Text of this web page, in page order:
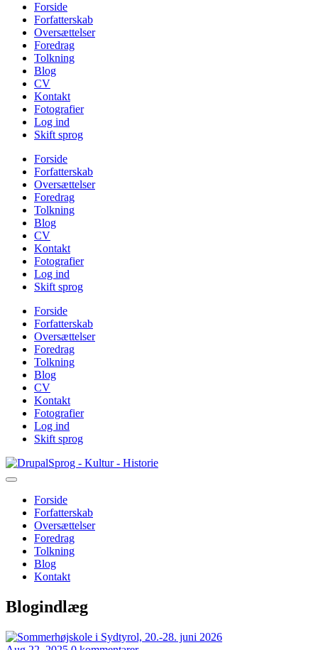
Forside
Forfatterskab
Oversættelser
Foredrag
Tolkning
Blog
CV
Kontakt
Fotografier
Log ind
Skift sprog
Forside
Forfatterskab
Oversættelser
Foredrag
Tolkning
Blog
CV
Kontakt
Fotografier
Log ind
Skift sprog
Forside
Forfatterskab
Oversættelser
Foredrag
Tolkning
Blog
CV
Kontakt
Fotografier
Log ind
Skift sprog
Gå
til
Sprog - Kultur - Historie
Primær
navigation
Forside
Forfatterskab
Oversættelser
Foredrag
Tolkning
Blog
Kontakt
Blogindlæg